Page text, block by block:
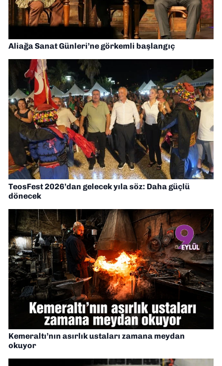
Aliağa Sanat Günleri’ne görkemli başlangıç
TeosFest 2026’dan gelecek yıla söz: Daha güçlü
dönecek
Kemeraltı’nın asırlık ustaları zamana meydan
okuyor